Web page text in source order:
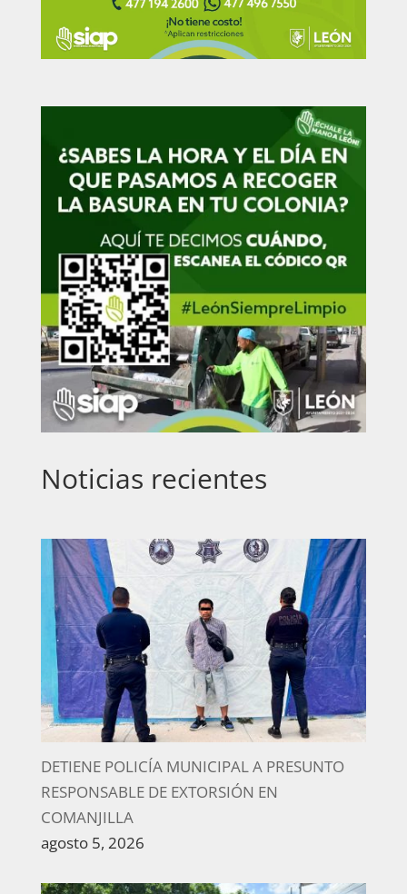
Noticias recientes
DETIENE POLICÍA MUNICIPAL A PRESUNTO
RESPONSABLE DE EXTORSIÓN EN
COMANJILLA
agosto 5, 2026